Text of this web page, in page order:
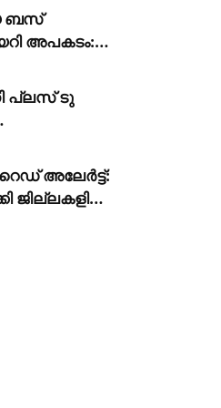
ബസ്
അപകടം:
പ്ലസ് ടു
നൽകി
റെഡ് അലേർട്ട്:
ജില്ലകളില്‍